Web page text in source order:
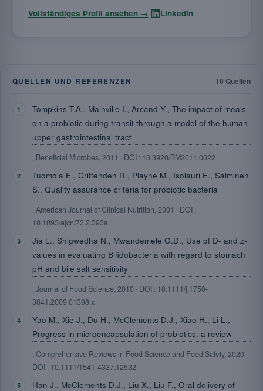
Vollständiges Profil ansehen → LinkedIn
QUELLEN UND REFERENZEN 10 Quellen
Tompkins T.A., Mainville I., Arcand Y., The impact of meals
on a probiotic during transit through a model of the human
upper gastrointestinal tract
, Beneficial Microbes, 2011 · DOI : 10.3920/BM2011.0022
Tuomola E., Crittenden R., Playne M., Isolauri E., Salminen
S., Quality assurance criteria for probiotic bacteria
, American Journal of Clinical Nutrition, 2001 · DOI :
10.1093/ajcn/73.2.393s
Jia L., Shigwedha N., Mwandemele O.D., Use of D- and z-
values in evaluating Bifidobacteria with regard to stomach
pH and bile salt sensitivity
, Journal of Food Science, 2010 · DOI : 10.1111/j.1750-
3841.2009.01398.x
Yao M., Xie J., Du H., McClements D.J., Xiao H., Li L.,
Progress in microencapsulation of probiotics: a review
, Comprehensive Reviews in Food Science and Food Safety, 2020 ·
DOI : 10.1111/1541-4337.12532
Han J., McClements D.J., Liu X., Liu F., Oral delivery of